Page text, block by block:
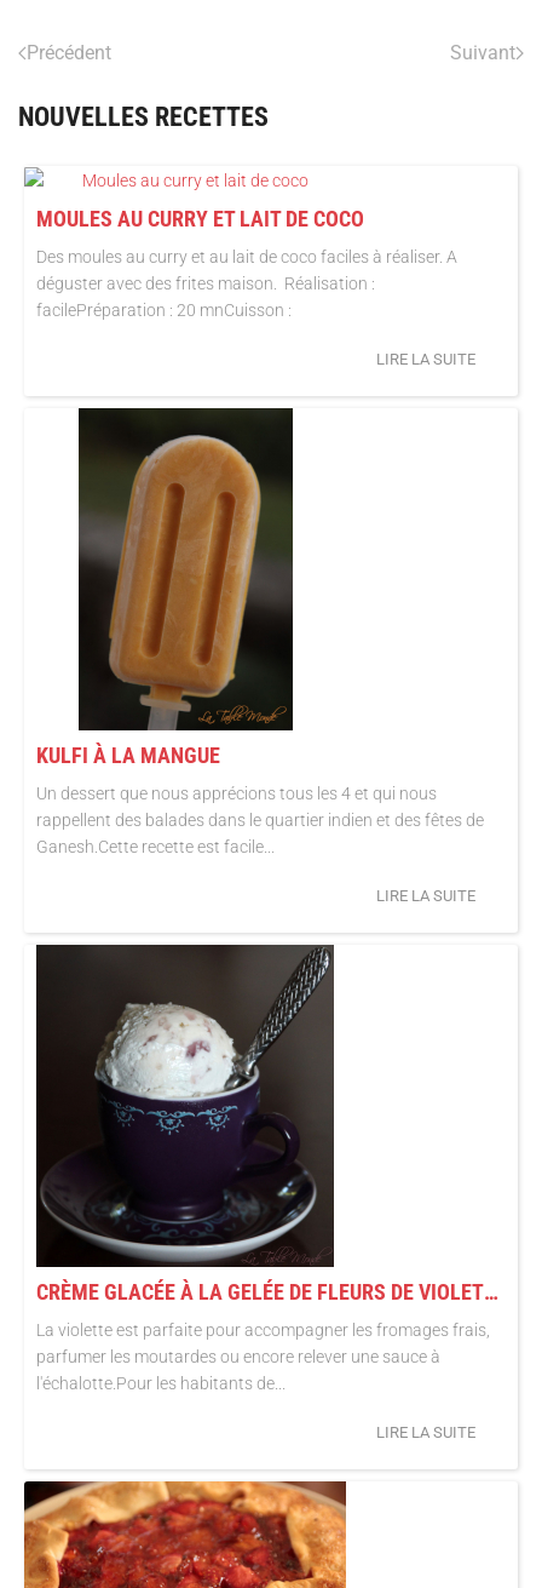
Précédent Suivant
NOUVELLES RECETTES
MOULES AU CURRY ET LAIT DE COCO
Des moules au curry et au lait de coco faciles à réaliser. A
déguster avec des frites maison. Réalisation :
facilePréparation : 20 mnCuisson :
LIRE LA SUITE
KULFI À LA MANGUE
Un dessert que nous apprécions tous les 4 et qui nous
rappellent des balades dans le quartier indien et des fêtes de
Ganesh.Cette recette est facile...
LIRE LA SUITE
CRÈME GLACÉE À LA GELÉE DE FLEURS DE VIOLETTES ET MASCARPONE
La violette est parfaite pour accompagner les fromages frais,
parfumer les moutardes ou encore relever une sauce à
l'échalotte.Pour les habitants de...
LIRE LA SUITE